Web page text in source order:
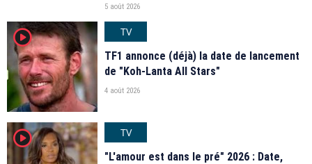
5 août 2026
player2
TV
TF1 annonce (déjà) la date de lancement
de "Koh-Lanta All Stars"
4 août 2026
player2
TV
"L'amour est dans le pré" 2026 : Date,